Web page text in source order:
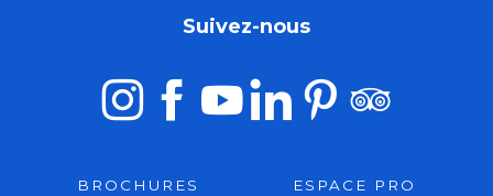
Suivez-nous
BROCHURES ESPACE PRO